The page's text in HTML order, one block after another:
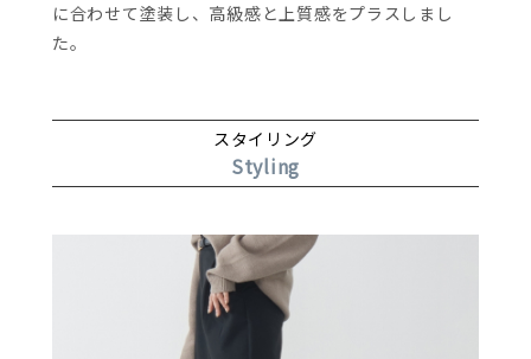
に合わせて塗装し、高級感と上質感をプラスしまし
た。
スタイリング
Styling